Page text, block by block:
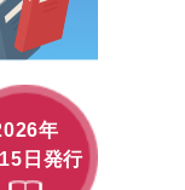
年
日発行